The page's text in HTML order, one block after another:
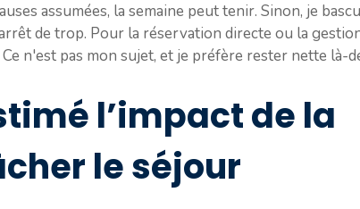
assumées, la semaine peut tenir. Sinon, je
de trop. Pour la réservation directe ou la
n'est pas mon sujet, et je préfère rester nette là-
l’impact de la
le séjour